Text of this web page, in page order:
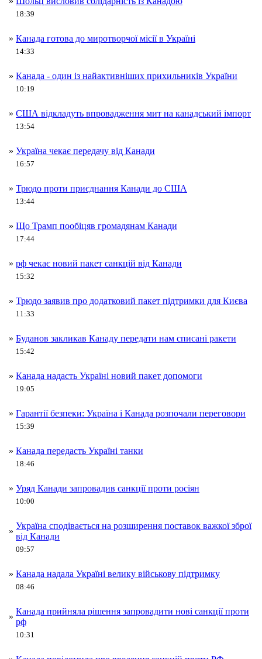
18:39
» Канада готова до миротворчої місії в Україні
14:33
» Канада - один із найактивніших прихильників України
10:19
» США відкладуть впровадження мит на канадський імпорт
13:54
» Україна чекає передачу від Канади
16:57
» Трюдо проти приєднання Канади до США
13:44
» Що Трамп пообіцяв громадянам Канади
17:44
» рф чекає новий пакет санкцій від Канади
15:32
» Трюдо заявив про додатковий пакет підтримки для Києва
11:33
» Буданов закликав Канаду передати нам списані ракети
15:42
» Канада надасть Україні новий пакет допомоги
19:05
» Гарантії безпеки: Україна і Канада розпочали переговори
15:39
» Канада передасть Україні танки
18:46
» Уряд Канади запровадив санкції проти росіян
10:00
»
Україна сподівається на розширення поставок важкої зброї
від Канади
09:57
» Канада надала Україні велику військову підтримку
08:46
»
Канада прийняла рішення запровадити нові санкції проти
рф
10:31